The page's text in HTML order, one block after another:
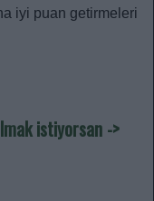
iyi puan getirmeleri
istiyorsan ->